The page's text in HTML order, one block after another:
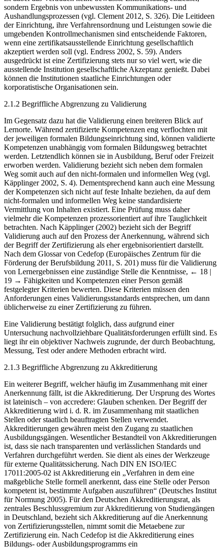
sondern Ergebnis von unbewussten Kommunikations- und
Aushandlungsprozessen (vgl. Clement 2012, S. 326). Die Leitideen
der Einrichtung, ihre Verfahrensordnung und Leistungen sowie die
umgebenden Kontrollmechanismen sind entscheidende Faktoren,
wenn eine zertifikatsausstellende Einrichtung gesellschaftlich
akzeptiert werden soll (vgl. Endress 2002, S. 59). Anders
ausgedrückt ist eine Zertifizierung stets nur so viel wert, wie die
ausstellende Institution gesellschaftliche Akzeptanz ­genießt. Dabei
können die Institutionen staatliche Einrichtungen oder
korporatistische Organisationen sein.
2.1.2 Begriffliche Abgrenzung zu Validierung
Im Gegensatz dazu hat die Validierung einen breiteren Blick auf
Lernorte. Während zertifizierte Kompetenzen eng verflochten mit
der jeweiligen formalen Bildungseinrichtung sind, können validierte
Kompetenzen unabhängig vom formalen Bildungsweg betrachtet
werden. Letztendlich können sie in Ausbildung, Beruf oder Freizeit
erworben werden. Validierung bezieht sich neben dem formalen
Weg somit auch auf den nicht-formalen und informellen Weg (vgl.
Käpplinger 2002, S. 4). Dementsprechend kann auch eine Messung
der Kompetenzen sich nicht auf feste Inhalte beziehen, da auf dem
nicht-formalen und informellen Weg keine standardisierte
Vermittlung von Inhalten existiert. Eine Prüfung muss daher
vielmehr die Kompetenzen prozessorientiert auf ihre Tauglichkeit
betrachten. Nach Käpplinger (2002) bezieht sich der Begriff
Validierung auch auf den Prozess der Anerkennung, während sich
der Begriff der Zertifizierung als eher ergebnisorientiert darstellt.
Nach dem Glossar von Cedefop (Europäisches Zentrum für die
Förderung der Berufsbildung 2011, S. 201) muss für die Validierung
von Lernergebnissen eine zuständige Stelle die Kenntnisse, ← 18 |
19 → Fähigkeiten und Kompetenzen einer Person gemäß
festgelegter Kriterien bewerten. Diese Kriterien müssen den
Anforderungen eines Validierungsstandards entsprechen, um dann
üblicherweise zu einer Zertifizierung zu führen.
Eine Validierung bestätigt folglich, dass aufgrund einer
Untersuchung nachvollziehbare Qualitätsforderungen erfüllt sind. Es
liegt ihr ein objektiver Nachweis zugrunde, der durch Beobachtung,
Messung, Test oder andere Methoden erbracht wird.
2.1.3 Begriffliche Abgrenzung zu Akkreditierung
Ein weiterer Begriff, welcher häufig im Zusammenhang mit einer
Anerkennung fällt, ist die Akkreditierung. Der Ursprung des Wortes
ist lateinisch – von accredere: Glauben schenken. Der Begriff der
Akkreditierung wird i. d. R. im Zusammenhang mit staatlichen
Stellen oder staatlich beauftragten Stellen verwendet.
Akkreditierungen gewähren meist den Zugang zu staatlichen
Ausbildungsgängen. Wesentlicher Bestandteil von Akkreditierungen
ist, dass sie nach transparenten und verlässlichen Standards und
Verfahren durchgeführt werden. Sie dient als eines der Werkzeuge
für externe Qualitätssicherung. Nach DIN EN ISO/IEC
17011:2005-02 ist Akkreditierung ein „Verfahren in dem eine
maßgebliche Stelle formell anerkennt, dass eine Stelle oder Person
kompetent ist, bestimmte Aufgaben auszuführen“ (Deutsches Institut
für Normung 2005). Für den Deutschen Akkreditierungsrat, als
zentrales Beschlussgremium zur Akkreditierung von Studiengängen
in Deutschland, bezieht sich Akkreditierung auf die Anerkennung
von Zertifizierungsstellen, nimmt somit die Metaebene zur
Zertifizierung ein. Nach Cedefop ist die Akkreditierung eines
Bildungs- oder Ausbildungsprogramms ein